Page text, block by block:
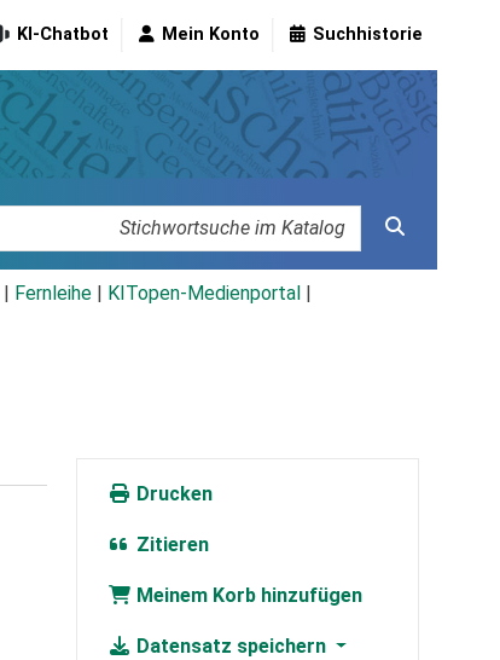
KI-Chatbot Mein Konto Suchhistorie
Fernleihe KITopen-Medienportal
Drucken
Zitieren
Meinem Korb hinzufügen
Datensatz speichern